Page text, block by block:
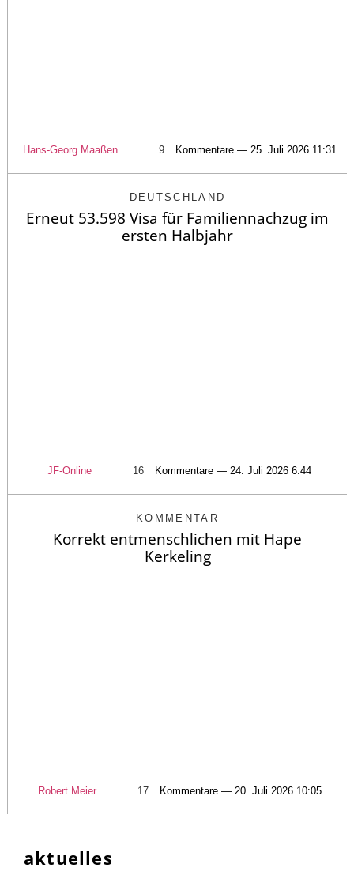
Hans-Georg Maaßen 9 Kommentare — 25. Juli 2026 11:31
DEUTSCHLAND
Erneut 53.598 Visa für Familiennachzug im
ersten Halbjahr
JF-Online 16 Kommentare — 24. Juli 2026 6:44
KOMMENTAR
Korrekt entmenschlichen mit Hape
Kerkeling
Robert Meier 17 Kommentare — 20. Juli 2026 10:05
aktuelles